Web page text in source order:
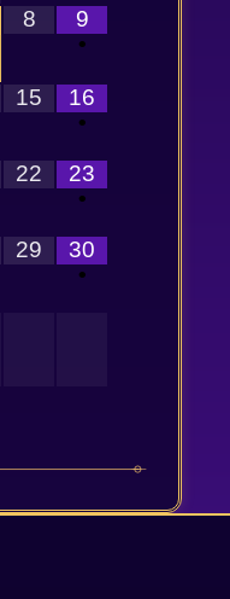
8
9
•
15
16
•
22
23
•
29
30
•